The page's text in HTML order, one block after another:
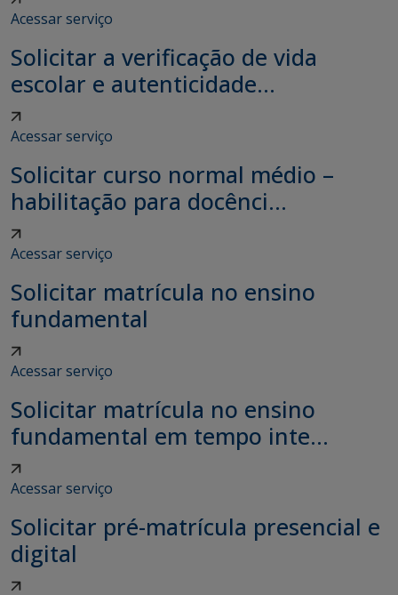
Acessar serviço
Solicitar a verificação de vida
escolar e autenticidade...
Acessar serviço
Solicitar curso normal médio –
habilitação para docênci...
Acessar serviço
Solicitar matrícula no ensino
fundamental
Acessar serviço
Solicitar matrícula no ensino
fundamental em tempo inte...
Acessar serviço
Solicitar pré-matrícula presencial e
digital